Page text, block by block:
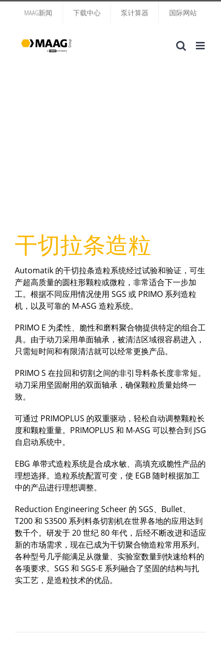
MAAG新闻 下载中心 泵计算器 国际网站
干切拉条造粒
Automatik 的干切拉条造粒系统经过试验和验证，可生
产超高质量的圆柱形颗粒或微粒，非常适合下一步加
工。根据不同应用情况使用 SGS 或 PRIMO 系列造粒
机，以及可靠的 M-ASG 造粒系统。
PRIMO E 为柔性、脆性和磨料聚合物提供特定的组合工
具。由于动刀采用单面轴承，被清洁区域很容易进入，
只需短时间和有限清洁就可以经常更换产品。
PRIMO S 在拉回和切割之间的非引导料条长度非常短。
动刀采用坚固耐用的双面轴承，确保颗粒质量始终一
致。
可通过 PRIMOPLUS 的双重驱动，轻松自动调整颗粒长
度和颗粒重量。PRIMOPLUS 和 M-ASG 可以整合到 JSG
自启动系统中。
EBG 单带式造粒系统是合成水敏、高填充或脆性产品的
理想选择。造粒系统配置可变，使 EGB 随时根据加工
中的产品进行理想调整。
Reduction Engineering Scheer 的 SGS、Bullet、
T200 和 S3500 系列料条切割机在世界各地的应用达到
数千个。研发于 20 世纪 80 年代，后经不断改进和适应
新的市场需求，现在已成为干切聚合物造粒常用系列。
各种型号几乎能满足从微量、实验室数量到快速给料的
各项要求。SGS 和 SGS-E 系列融合了坚固的结构与扎
实工艺，是造粒技术的优品。